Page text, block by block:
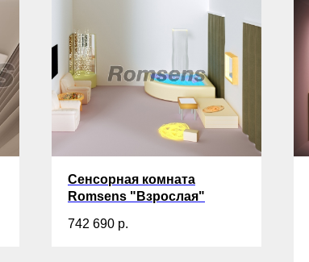
Сенсорная комната
Romsens "Взрослая"
742 690 р.